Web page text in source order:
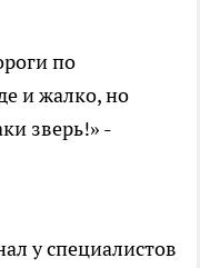
по
и жалко, но
зверь!» -
у специалистов